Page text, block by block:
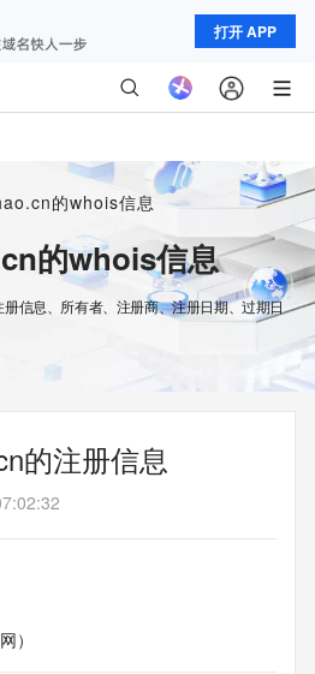
打开 APP
的whois信息
的whois信息
信息、所有者、注册商、注册日期、过期日
的注册信息
）